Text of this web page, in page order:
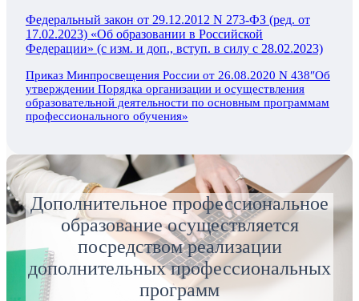
Федеральный закон от 29.12.2012 N 273-ФЗ (ред. от
17.02.2023) «Об образовании в Российской
Федерации» (с изм. и доп., вступ. в силу с 28.02.2023)
Приказ Минпросвещения России от 26.08.2020 N 438″Об
утверждении Порядка организации и осуществления
образовательной деятельности по основным программам
профессионального обучения»
Дополнительное профессиональное
образование осуществляется
посредством реализации
дополнительных профессиональных
программ